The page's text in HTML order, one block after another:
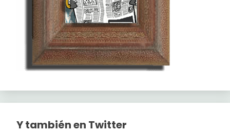
Y también en Twitter